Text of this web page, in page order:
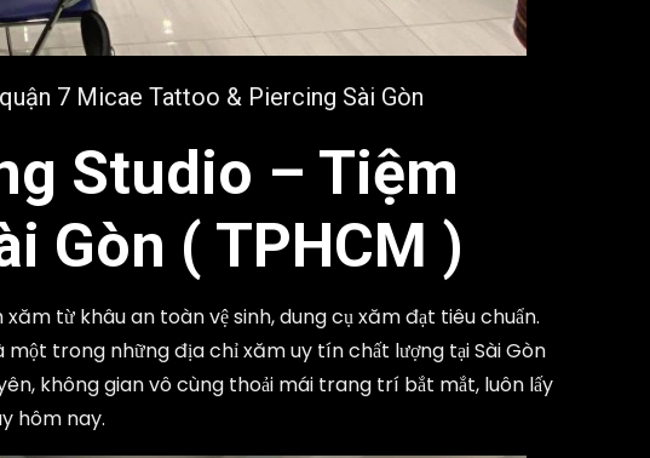
7 Micae Tattoo & Piercing Sài Gòn
Studio – Tiệm
Gòn ( TPHCM )
từ khâu an toàn vệ sinh, dung cụ xăm đạt tiêu chuẩn.
một trong những địa chỉ xăm uy tín chất lượng tại Sài Gòn
không gian vô cùng thoải mái trang trí bắt mắt, luôn lấy
hôm nay.